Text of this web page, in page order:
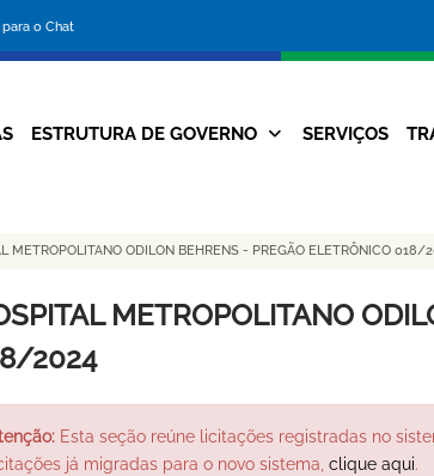
para o Chat
da
Prefeitura
Navegação
ESTRUTURA DE GOVERNO SERVIÇOS
METROPOLITANO ODILON BEHRENS - PREGÃO ELETRÔNICO 018/
METROPOLITANO
2024
Esta seção reúne licitações registradas no
já migradas para o novo sistema, clique aqui.